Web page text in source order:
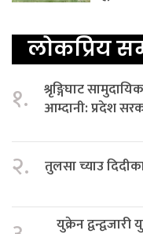
लोकप्रिय
१.
श्रृङ्गिघाट
आम्दानी: प्रदेश
२. तुलसा च्याउ
युक्रेन